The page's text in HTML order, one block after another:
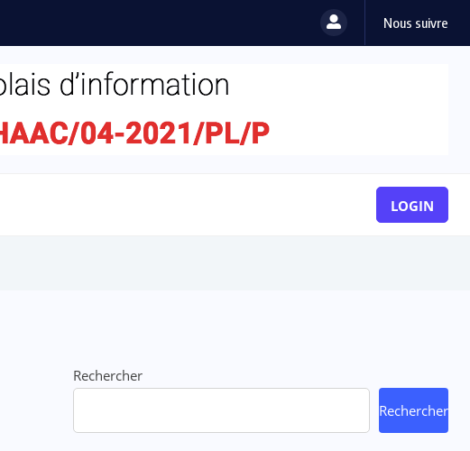
Nous suivre
LOGIN
Rechercher
Rechercher